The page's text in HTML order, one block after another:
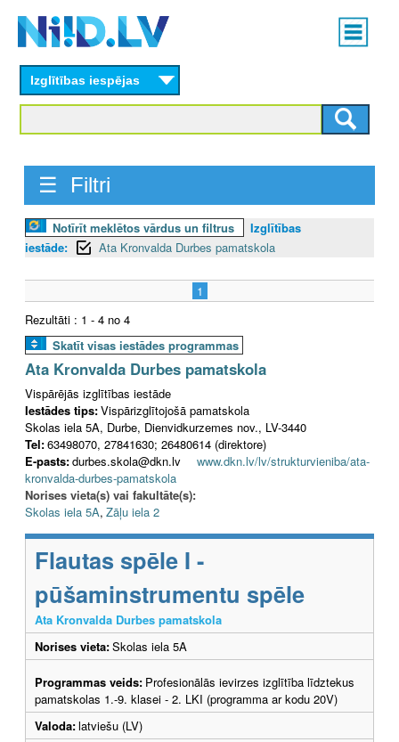
content
Main
menu
Izglītības iespējas
☰ Filtri
Notīrīt meklētos vārdus un filtrus
Izglītības
iestāde:
Ata Kronvalda Durbes pamatskola
1
Rezultāti : 1 - 4 no 4
Skatīt visas iestādes programmas
Ata Kronvalda Durbes pamatskola
Vispārējās izglītības iestāde
Iestādes tips:Vispārizglītojošā pamatskola
Skolas iela 5A, Durbe, Dienvidkurzemes nov., LV-3440
Tel:63498070, 27841630; 26480614 (direktore)
E-pasts:durbes.skola@dkn.lv www.dkn.lv/lv/strukturvieniba/ata-
kronvalda-durbes-pamatskola
Norises vieta(s) vai fakultāte(s):
Skolas iela 5A, Zāļu iela 2
Flautas spēle I -
pūšaminstrumentu spēle
Ata Kronvalda Durbes pamatskola
Norises vieta:Skolas iela 5A
Programmas veids: Profesionālās ievirzes izglītība līdztekus
pamatskolas 1.-9. klasei - 2. LKI (programma ar kodu 20V)
Valoda:latviešu (LV)